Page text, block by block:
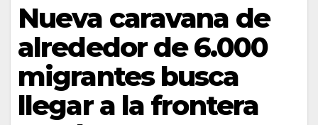
Nueva caravana de
alrededor de 6.000
migrantes busca
llegar a la frontera